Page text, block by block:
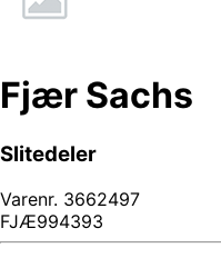
Fjær Sachs
Slitedeler
Varenr. 3662497
FJÆ994393